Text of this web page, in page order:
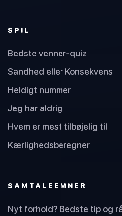
SPIL
Bedste venner-quiz
Sandhed eller Konsekvens
Heldigt nummer
Jeg har aldrig
Hvem er mest tilbøjelig til
Kærlighedsberegner
SAMTALEEMNER
Nyt forhold? Bedste tip og